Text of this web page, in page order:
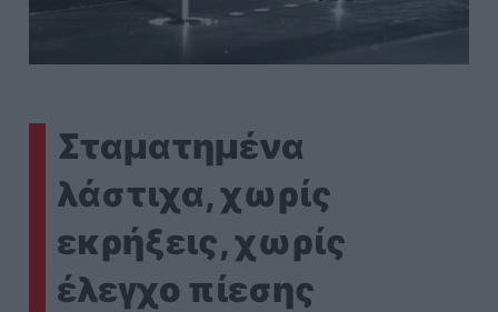
Σταματημένα
λάστιχα, χωρίς
εκρήξεις, χωρίς
έλεγχο πίεσης